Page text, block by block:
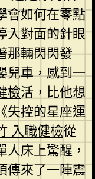
會如何在零點
入對面的針眼
那輛閃閃發
兒車，感到一
檢活，比他想
失控的星座運
入職健檢從
床上驚醒，
傳來了一陣震